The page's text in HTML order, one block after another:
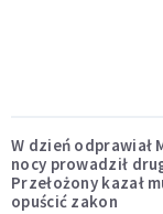
W dzień odprawiał
nocy prowadził
Przełożony kazał
opuścić zakon